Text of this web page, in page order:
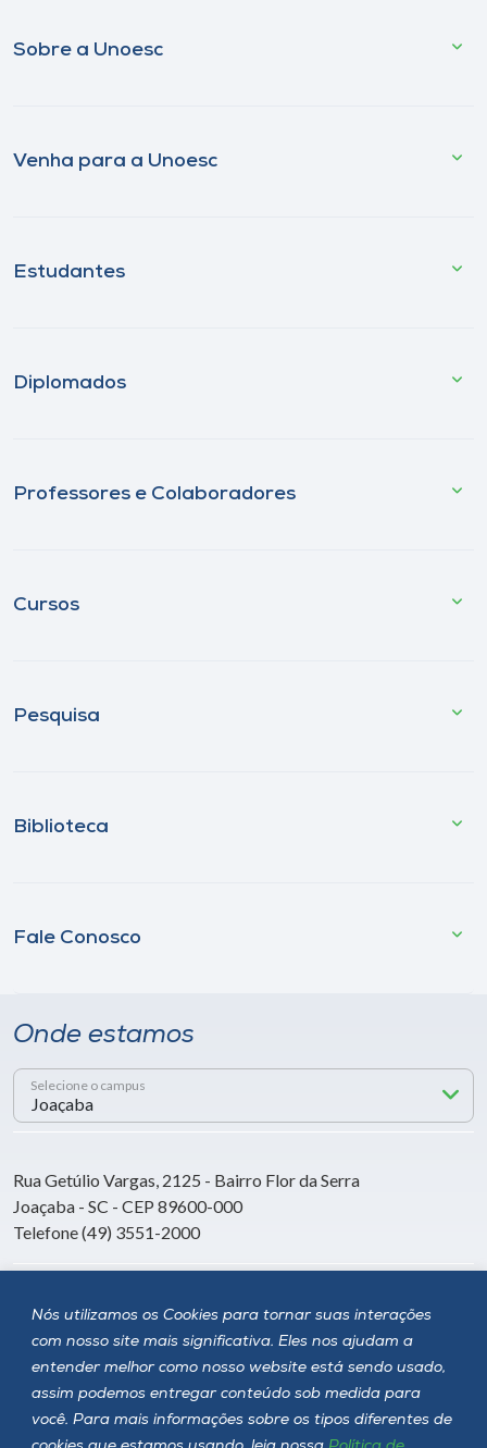
Nós utilizamos os Cookies para tornar suas interações
com nosso site mais significativa. Eles nos ajudam a
entender melhor como nosso website está sendo usado,
assim podemos entregar conteúdo sob medida para
você. Para mais informações sobre os tipos diferentes de
Sobre a Unoesc
Venha para a Unoesc
Estudantes
Diplomados
Professores e Colaboradores
Cursos
Pesquisa
Biblioteca
Fale Conosco
Onde estamos
Selecione o campus
Rua Getúlio Vargas, 2125 - Bairro Flor da Serra
Joaçaba - SC - CEP 89600-000
Telefone (49) 3551-2000
Siga a Unoesc